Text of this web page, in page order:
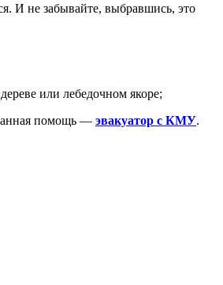
И не забывайте, выбравшись, это
или лебедочном якоре;
помощь — эвакуатор с КМУ.